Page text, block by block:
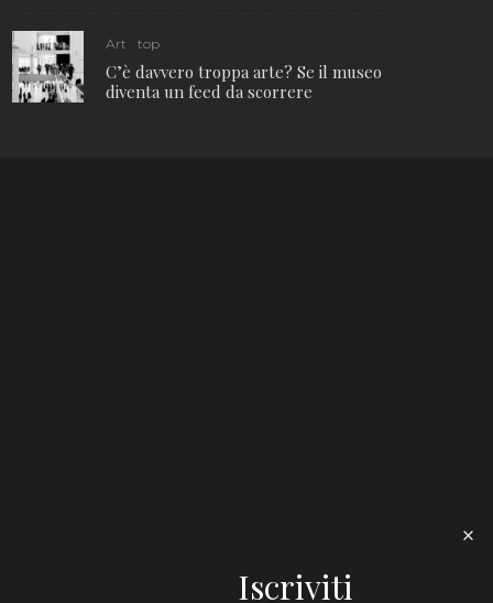
Art top
C’è davvero troppa arte? Se il museo
diventa un feed da scorrere
Iscriviti